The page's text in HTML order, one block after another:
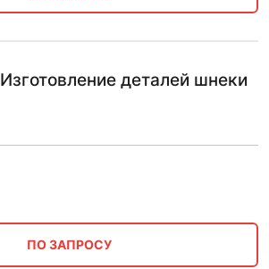
Изготовление деталей шнеки
ПО ЗАПРОСУ